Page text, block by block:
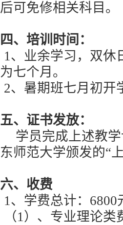
后可免修相关科目。
四、培训时间：
1、业余学习，双休
为七个月。
2、暑期班七月初开
五、证书发放：
学员完成上述教
东师范大学颁发的“
六、收费
1、学费总计： 6800
（1）、专业理论类